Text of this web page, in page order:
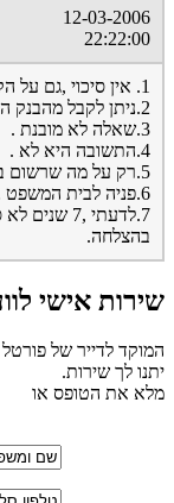
12-03-2006
22:22:00
1. אין סיכוי ,גם על הקרן וגם על הריבית .
2.ניתן לקבל מהבנק העתק .
3.שאלה לא מובנת .
4.התשובה היא לא .
5.רק על מה שרשום בהסכם ההלוואה ותו לו .
6.פניה לבית המשפט .
7.לדעתי ,7 שנים לא סגור ,תתיעץ עם עו"ד .
בהצלחה.
שירות אישי
המוקד לדייר של
יתנו לך שירות.
מלא את הטופס או